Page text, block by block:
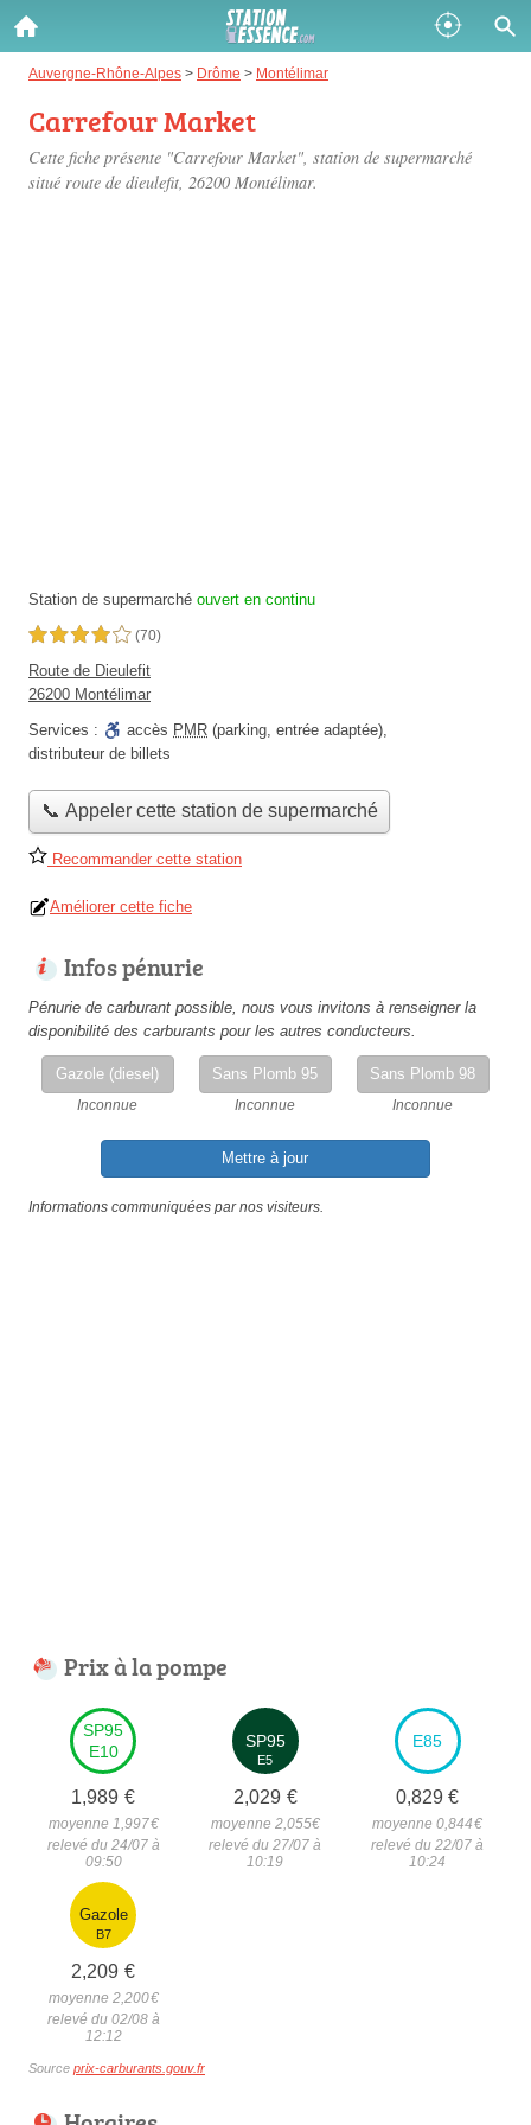
Auvergne-Rhône-Alpes > Drôme > Montélimar
Carrefour Market
Cette fiche présente "Carrefour Market", station de supermarché
situé route de dieulefit, 26200 Montélimar.
Station de supermarché ouvert en continu
4,0 étoiles sur 5 (70)
Route de Dieulefit
26200 Montélimar
Services :
accès PMR (parking, entrée adaptée),
distributeur de billets
📞 Appeler cette station de supermarché
Recommander cette station
Améliorer cette fiche
Infos pénurie
Pénurie de carburant possible, nous vous invitons à renseigner la
disponibilité des carburants pour les autres conducteurs.
Gazole (diesel)
Inconnue
Sans Plomb 95
Inconnue
Sans Plomb 98
Inconnue
Mettre à jour
Informations communiquées par nos visiteurs.
Prix à la pompe
SP95
E10
1,989 €
moyenne 1,997€
relevé du 24/07 à
09:50
SP95
E5
2,029 €
moyenne 2,055€
relevé du 27/07 à
10:19
E85
0,829 €
moyenne 0,844€
relevé du 22/07 à
10:24
Gazole
B7
2,209 €
moyenne 2,200€
relevé du 02/08 à
12:12
Source prix-carburants.gouv.fr
Gazole :
Disponible
SP 98 :